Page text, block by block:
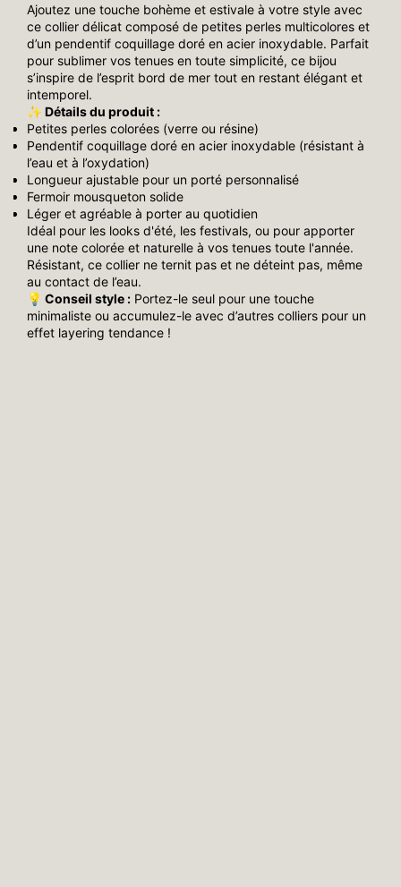
Ajoutez une touche bohème et estivale à votre style avec
ce collier délicat composé de petites perles multicolores et
d’un pendentif coquillage doré en acier inoxydable. Parfait
pour sublimer vos tenues en toute simplicité, ce bijou
s’inspire de l’esprit bord de mer tout en restant élégant et
intemporel.
✨ Détails du produit :
Petites perles colorées (verre ou résine)
Pendentif coquillage doré en acier inoxydable (résistant à
l’eau et à l’oxydation)
Longueur ajustable pour un porté personnalisé
Fermoir mousqueton solide
Léger et agréable à porter au quotidien
Idéal pour les looks d'été, les festivals, ou pour apporter
une note colorée et naturelle à vos tenues toute l'année.
Résistant, ce collier ne ternit pas et ne déteint pas, même
au contact de l’eau.
💡 Conseil style : Portez-le seul pour une touche
minimaliste ou accumulez-le avec d’autres colliers pour un
effet layering tendance !